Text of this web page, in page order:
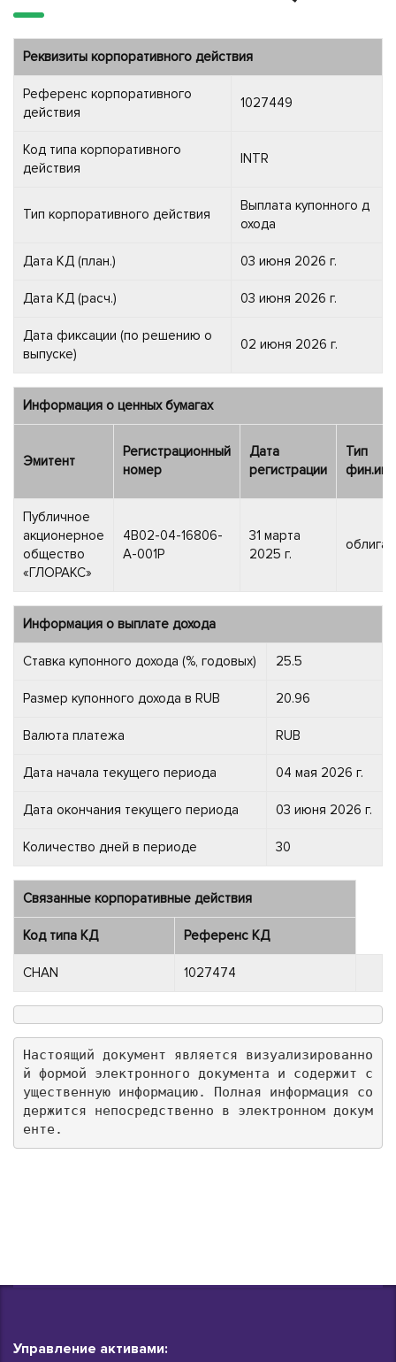
Реквизиты корпоративного действия
Референс корпоративного
действия
1027449
Код типа корпоративного
действия
INTR
Тип корпоративного действия
Выплата купонного д
охода
Дата КД (план.) 03 июня 2026 г.
Дата КД (расч.) 03 июня 2026 г.
Дата фиксации (по решению о
выпуске)
02 июня 2026 г.
Информация о ценных бумагах
Эмитент
Регистрационный
номер
Дата
регистрации
Тип
Публичное
акционерное
общество
«ГЛОРАКС»
4B02-04-16806-
A-001P
31 марта
2025 г.
Информация о выплате дохода
Ставка купонного дохода (%, годовых) 25.5
Размер купонного дохода в RUB 20.96
Валюта платежа RUB
Дата начала текущего периода 04 мая 2026 г.
Дата окончания текущего периода 03 июня 2026 г.
Количество дней в периоде 30
Связанные корпоративные действия
Код типа КД Референс КД
CHAN 1027474
Настоящий документ является визуализированно
й формой электронного документа и содержит с
ущественную информацию. Полная информация со
держится непосредственно в электронном докум
енте.
Управление активами: